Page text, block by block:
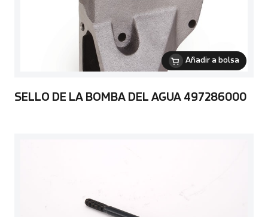
Añadir a bolsa
SELLO DE LA BOMBA DEL AGUA 497286000